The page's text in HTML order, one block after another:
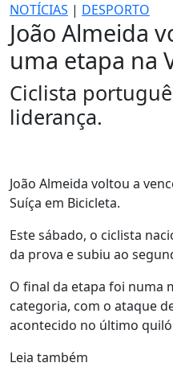
NOTÍCIAS | DESPORTO
João Almeida
uma etapa na
Ciclista
liderança.
João Almeida voltou a
Suíça em Bicicleta.
Este sábado, o ciclista
da prova e subiu ao
O final da etapa foi numa
categoria, com o ataque
acontecido no último
Leia também